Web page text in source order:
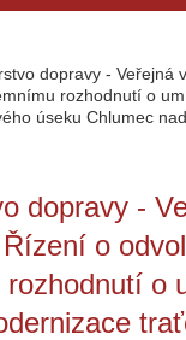
dopravy - Veřejná
rozhodnutí o
úseku Chlumec
dopravy -
o
rozhodnutí o